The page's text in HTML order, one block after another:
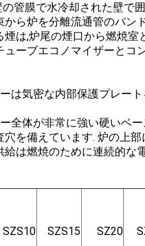
管膜で水冷却された壁で
ら炉を分離流通管のバ
は,炉尾の煙口から燃焼
ーブエコノマイザーとコ
は気密な内部保護プレー
全体が非常に強い硬いベ
を備えています. 炉の上
は燃焼のために連続的な
SZS10 SZS15 SZ20